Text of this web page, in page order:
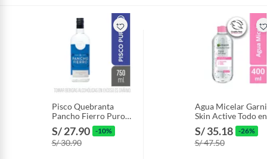
Pisco Quebranta
Pancho Fierro Puro
Botella 750 mL
S/ 27.90 -10%
S/ 30.90
Agua Micelar
Skin Active Todo
Envase 400 mL
S/ 35.18 -26%
S/ 47.50